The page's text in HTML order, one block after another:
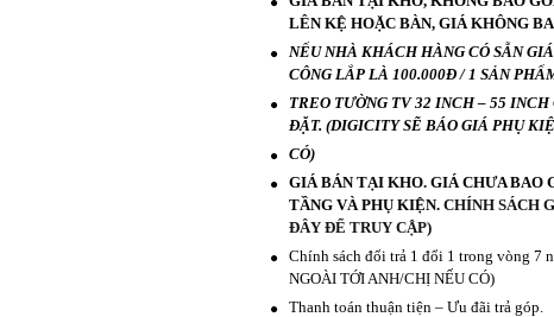
LÊN KỆ HOẶC BÀN, GIÁ KHÔNG
NẾU NHÀ KHÁCH HÀNG CÓ SẴN
CÔNG LẮP LÀ 100.000Đ / 1 SẢN
TREO TƯỜNG TV 32 INCH – 55
ĐẶT. (DIGICITY SẼ BÁO GIÁ PHỤ
CÓ)
GIÁ BÁN TẠI KHO. GIÁ CHƯA BAO
TẦNG VÀ PHỤ KIỆN. CHÍNH SÁCH
ĐÂY ĐỂ TRUY CẬP)
Chính sách đổi trả 1 đổi 1 trong vòng 7
NGOÀI TỚI ANH/CHỊ NẾU CÓ)
Thanh toán thuận tiện – Ưu đãi trả góp.